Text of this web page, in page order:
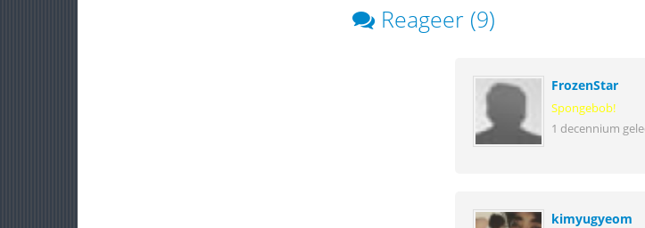
Reageer (9)
FrozenStar
Spongebob!
1 decennium
kimyugyeom